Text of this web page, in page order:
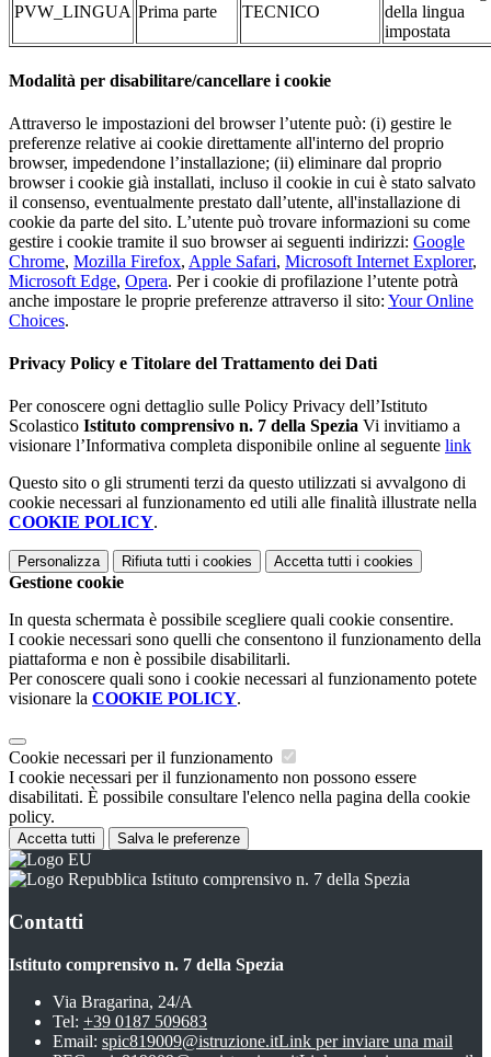
PVW_LINGUA Prima parte TECNICO
della lingua
impostata
Modalità per disabilitare/cancellare i cookie
Attraverso le impostazioni del browser l’utente può: (i) gestire le
preferenze relative ai cookie direttamente all'interno del proprio
browser, impedendone l’installazione; (ii) eliminare dal proprio
browser i cookie già installati, incluso il cookie in cui è stato salvato
il consenso, eventualmente prestato dall’utente, all'installazione di
cookie da parte del sito. L’utente può trovare informazioni su come
gestire i cookie tramite il suo browser ai seguenti indirizzi: Google
Chrome, Mozilla Firefox, Apple Safari, Microsoft Internet Explorer,
Microsoft Edge, Opera. Per i cookie di profilazione l’utente potrà
anche impostare le proprie preferenze attraverso il sito: Your Online
Choices.
Privacy Policy e Titolare del Trattamento dei Dati
Per conoscere ogni dettaglio sulle Policy Privacy dell’Istituto
Scolastico Istituto comprensivo n. 7 della Spezia Vi invitiamo a
visionare l’Informativa completa disponibile online al seguente link
Questo sito o gli strumenti terzi da questo utilizzati si avvalgono di
cookie necessari al funzionamento ed utili alle finalità illustrate nella
COOKIE POLICY.
Personalizza Rifiuta tutti i cookies Accetta tutti i cookies
Gestione cookie
In questa schermata è possibile scegliere quali cookie consentire.
I cookie necessari sono quelli che consentono il funzionamento della
piattaforma e non è possibile disabilitarli.
Per conoscere quali sono i cookie necessari al funzionamento potete
visionare la COOKIE POLICY.
Cookie necessari per il funzionamento
I cookie necessari per il funzionamento non possono essere
disabilitati. È possibile consultare l'elenco nella pagina della cookie
policy.
Accetta tutti Salva le preferenze
Istituto comprensivo n. 7 della Spezia
Contatti
Istituto comprensivo n. 7 della Spezia
Via Bragarina, 24/A
Tel: +39 0187 509683
Email: spic819009@istruzione.itLink per inviare una mail